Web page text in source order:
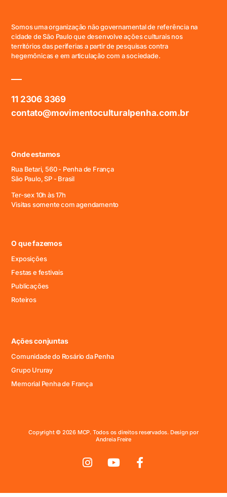
Somos uma organização não governamental de referência na
cidade de São Paulo que desenvolve ações culturais nos
territórios das periferias a partir de pesquisas contra
hegemônicas e em articulação com a sociedade.
11 2306 3369
contato@movimentoculturalpenha.com.br
Onde estamos
Rua Betari, 560 - Penha de França
São Paulo, SP - Brasil
Ter-sex 10h às 17h
Visitas somente com agendamento
O que fazemos
Exposições
Festas e festivais
Publicações
Roteiros
Ações conjuntas
Comunidade do Rosário da Penha
Grupo Ururay
Memorial Penha de França
Copyright © 2026 MCP. Todos os direitos reservados. Design por
Andreia Freire